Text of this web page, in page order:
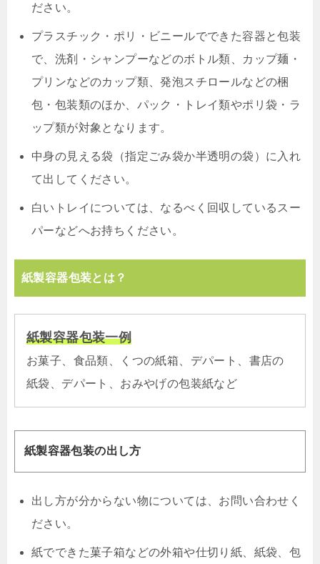
ださい。
プラスチック・ポリ・ビニールでできた容器と包装
で、洗剤・シャンプーなどのボトル類、カップ麺・
プリンなどのカップ類、発泡スチロールなどの梱
包・包装類のほか、パック・トレイ類やポリ袋・ラ
ップ類が対象となります。
中身の見える袋（指定ごみ袋か半透明の袋）に入れ
て出してください。
白いトレイについては、なるべく回収しているスー
パーなどへお持ちください。
紙製容器包装とは？
紙製容器包装一例
お菓子、食品類、くつの紙箱、デパート、書店の
紙袋、デパート、おみやげの包装紙など
紙製容器包装の出し方
出し方が分からない物については、お問い合わせく
ださい。
紙でできた菓子箱などの外箱や仕切り紙、紙袋、包